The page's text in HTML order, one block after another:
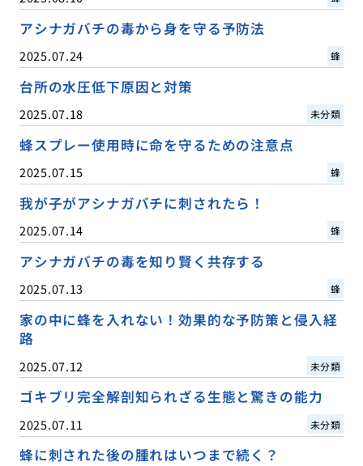
アシナガバチの毒から身を守る予防法
2025.07.24 蜂
台所の水圧低下原因と対策
2025.07.18 未分類
蜂スプレー使用時に命を守るための注意点
2025.07.15 蜂
我が子がアシナガバチに刺されたら！
2025.07.14 蜂
アシナガバチの毒を知り賢く共存する
2025.07.13 蜂
家の中に蜂を入れない！効果的な予防策と侵入経
路
2025.07.12 未分類
ゴキブリ完全解剖知られざる生態と驚きの能力
2025.07.11 未分類
蜂に刺された後の腫れはいつまで続く？